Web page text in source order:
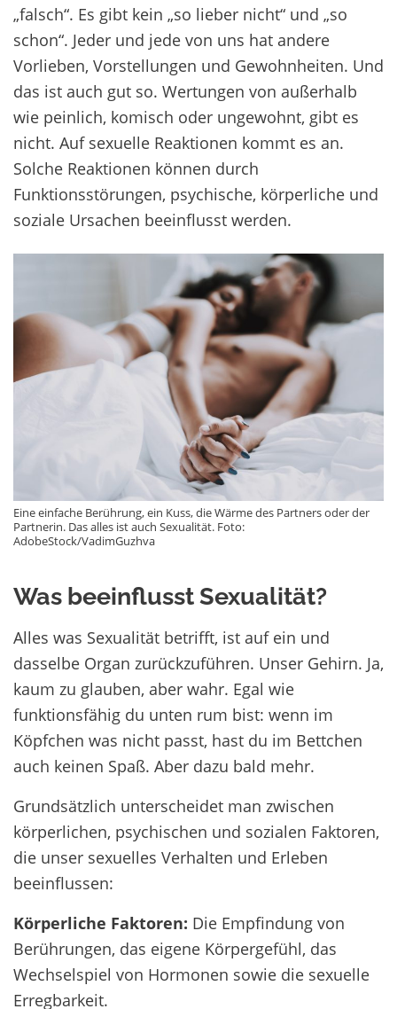
„falsch“. Es gibt kein „so lieber nicht“ und „so
schon“. Jeder und jede von uns hat andere
Vorlieben, Vorstellungen und Gewohnheiten. Und
das ist auch gut so. Wertungen von außerhalb
wie peinlich, komisch oder ungewohnt, gibt es
nicht. Auf sexuelle Reaktionen kommt es an.
Solche Reaktionen können durch
Funktionsstörungen, psychische, körperliche und
soziale Ursachen beeinflusst werden.
Eine einfache Berührung, ein Kuss, die Wärme des Partners oder der
Partnerin. Das alles ist auch Sexualität. Foto:
AdobeStock/VadimGuzhva
Was beeinflusst Sexualität?
Alles was Sexualität betrifft, ist auf ein und
dasselbe Organ zurückzuführen. Unser Gehirn. Ja,
kaum zu glauben, aber wahr. Egal wie
funktionsfähig du unten rum bist: wenn im
Köpfchen was nicht passt, hast du im Bettchen
auch keinen Spaß. Aber dazu bald mehr.
Grundsätzlich unterscheidet man zwischen
körperlichen, psychischen und sozialen Faktoren,
die unser sexuelles Verhalten und Erleben
beeinflussen:
Körperliche Faktoren: Die Empfindung von
Berührungen, das eigene Körpergefühl, das
Wechselspiel von Hormonen sowie die sexuelle
Erregbarkeit.